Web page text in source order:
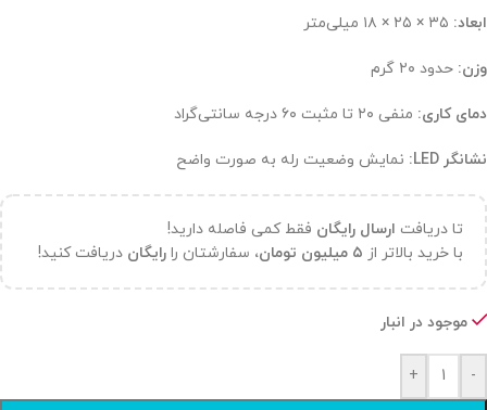
ابعاد:
وزن: حدود ۲۰ گرم
دمای کاری: منفی ۲۰ تا مثبت ۶۰ درجه سانتی‌گراد
نشانگر LED: نمایش وضعیت رله به صورت واضح
تا دریافت ارسال رایگان فقط کمی فاصله دارید!
با خرید بالاتر از ۵ میلیون تومان، سفارشتان را رایگان دریافت کنید!
موجود در انبار
-
+